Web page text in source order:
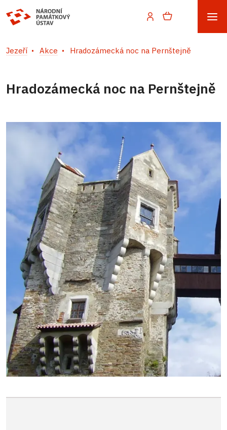
Jezeří Akce Hradozámecká noc na Pernštejně
Hradozámecká noc na Pernštejně